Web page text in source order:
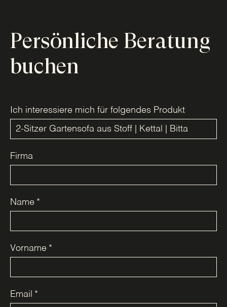
Persönliche Beratung
buchen
Ich interessiere mich für folgendes Produkt
Firma
Name *
Vorname *
Email *